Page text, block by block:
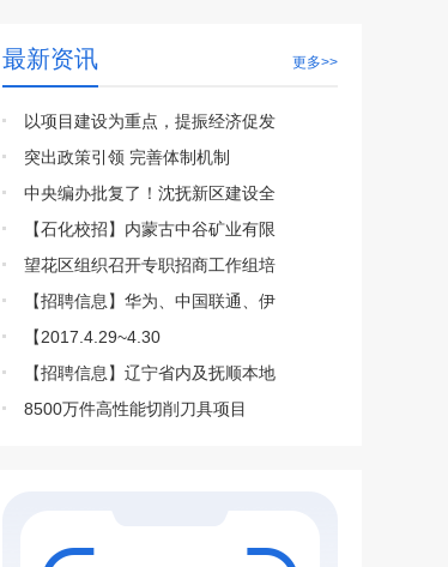
最新资讯 更多>>
以项目建设为重点，提振经济促发
突出政策引领 完善体制机制
中央编办批复了！沈抚新区建设全
【石化校招】内蒙古中谷矿业有限
望花区组织召开专职招商工作组培
【招聘信息】华为、中国联通、伊
【2017.4.29~4.30
【招聘信息】辽宁省内及抚顺本地
8500万件高性能切削刀具项目